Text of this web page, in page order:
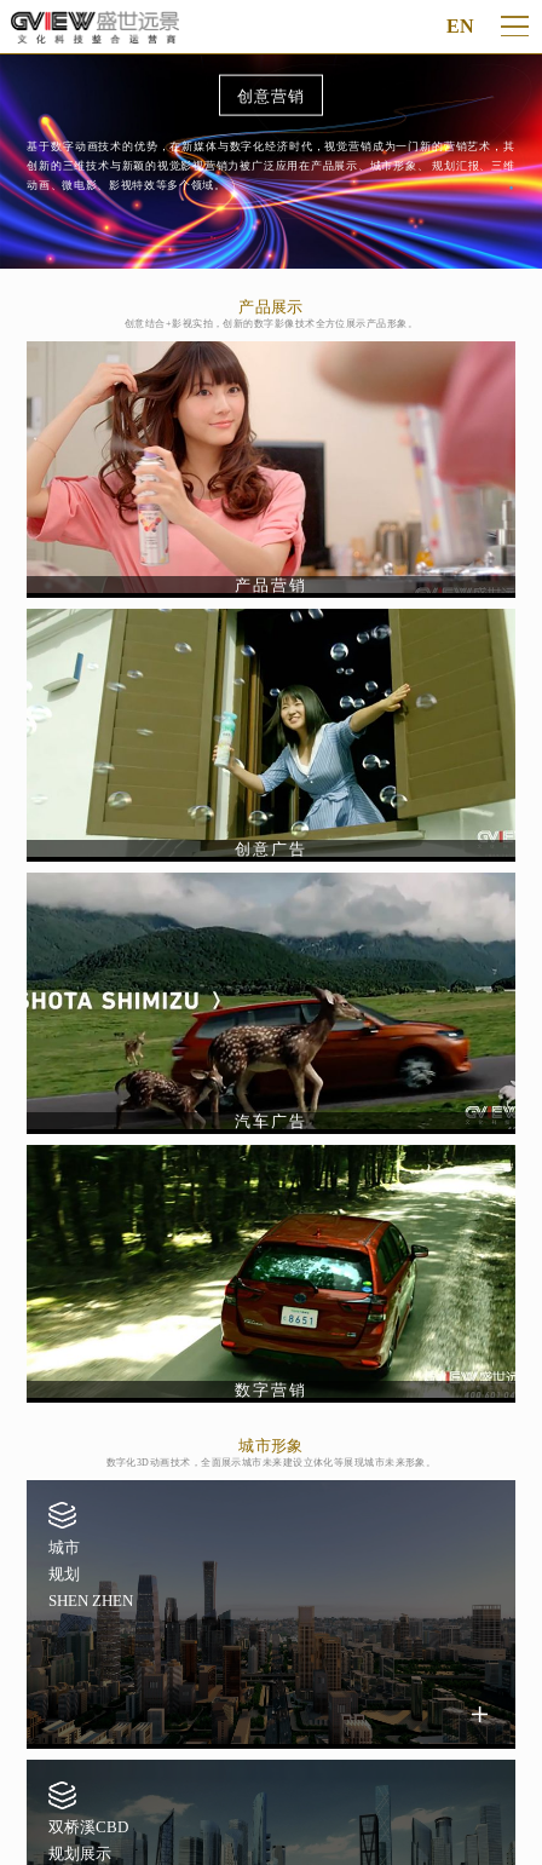
EN
创意营销
基于数字动画技术的优势，在新媒体与数字化经济时代，视觉营销成为一门新的营销艺术，其
创新的三维技术与新颖的视觉影视营销力被广泛应用在产品展示、城市形象、 规划汇报、三维
动画、微电影、影视特效等多个领域。
产品展示
创意结合+影视实拍，创新的数字影像技术全方位展示产品形象。
产品营销
创意广告
汽车广告
数字营销
城市形象
数字化3D动画技术，全面展示城市未来建设立体化等展现城市未来形象。
城市
规划
SHEN ZHEN
双桥溪CBD
规划展示